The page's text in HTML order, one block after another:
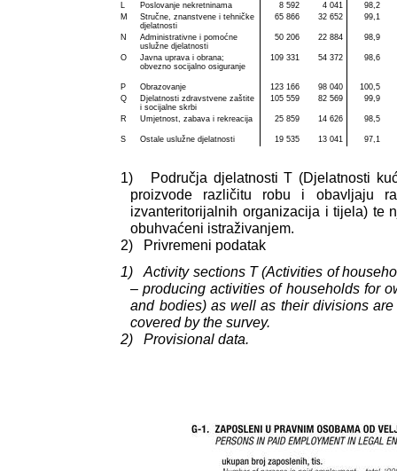
L Poslovanje nekretninama 8 592 4 041
98,2
M
Stručne, znanstvene i tehničke
djelatnosti
65 866 32 652 99,1
N
Administrativne i pomoćne
uslužne djelatnosti
50 206 22 884 98,9
O
Javna uprava i obrana;
obvezno socijalno osiguranje
109 331 54 372 98,6
P Obrazovanje 123 166 98 040
100,5
Q
Djelatnosti zdravstvene zaštite
i socijalne skrbi
105 559 82 569 99,9
R Umjetnost, zabava i rekreacija 25 859 14 626 98,5
S Ostale uslužne djelatnosti 19 535 13 041 97,1
1) Područja djelatnosti T (Djelatnosti
proizvode različitu robu i obavljaju
izvanteritorijalnih organizacija i tijela) te
obuhvaćeni istraživanjem.
2) Privremeni podatak
1) Activity sections T (Activities of
– producing activities of households for
and bodies) as well as their divisions
covered by the survey.
2) Provisional data.